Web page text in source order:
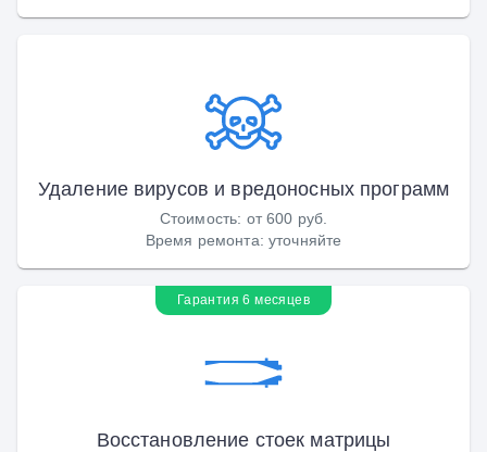
Удаление вирусов и вредоносных программ
Стоимость: от 600 руб.
Время ремонта: уточняйте
Гарантия 6 месяцев
Восстановление стоек матрицы